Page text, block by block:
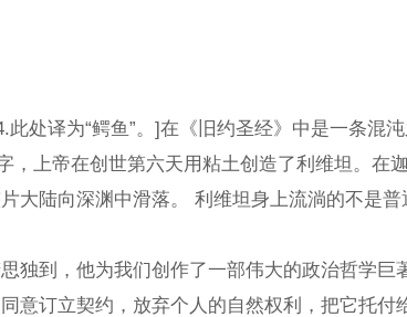
译为“鳄鱼”。]在《旧约圣经》中是一条混
上帝在创世第六天用粘土创造了利维坦。在
大陆向深渊中滑落。 利维坦身上流淌的不是
了这个巨
，他为我们创作了一部伟大的政治哲学巨
意订立契约，放弃个人的自然权利，把它托